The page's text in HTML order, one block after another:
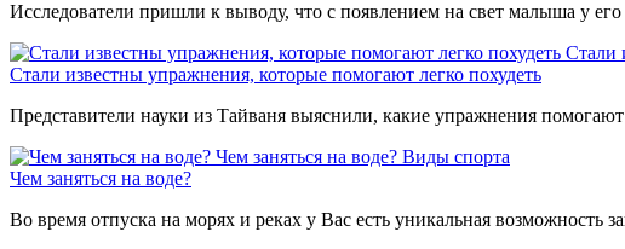
Исследователи пришли к выводу, что с появлением на свет малыша у его
Стали
Стали известны упражнения, которые помогают легко похудеть
Представители науки из Тайваня выяснили, какие упражнения
Чем заняться на воде? Виды спорта
Чем заняться на воде?
Во время отпуска на морях и реках у Вас есть уникальная